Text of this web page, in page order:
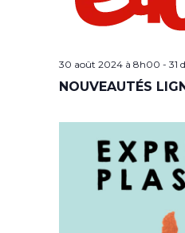
30 août 2024 à 8h00 - 31
NOUVEAUTÉS